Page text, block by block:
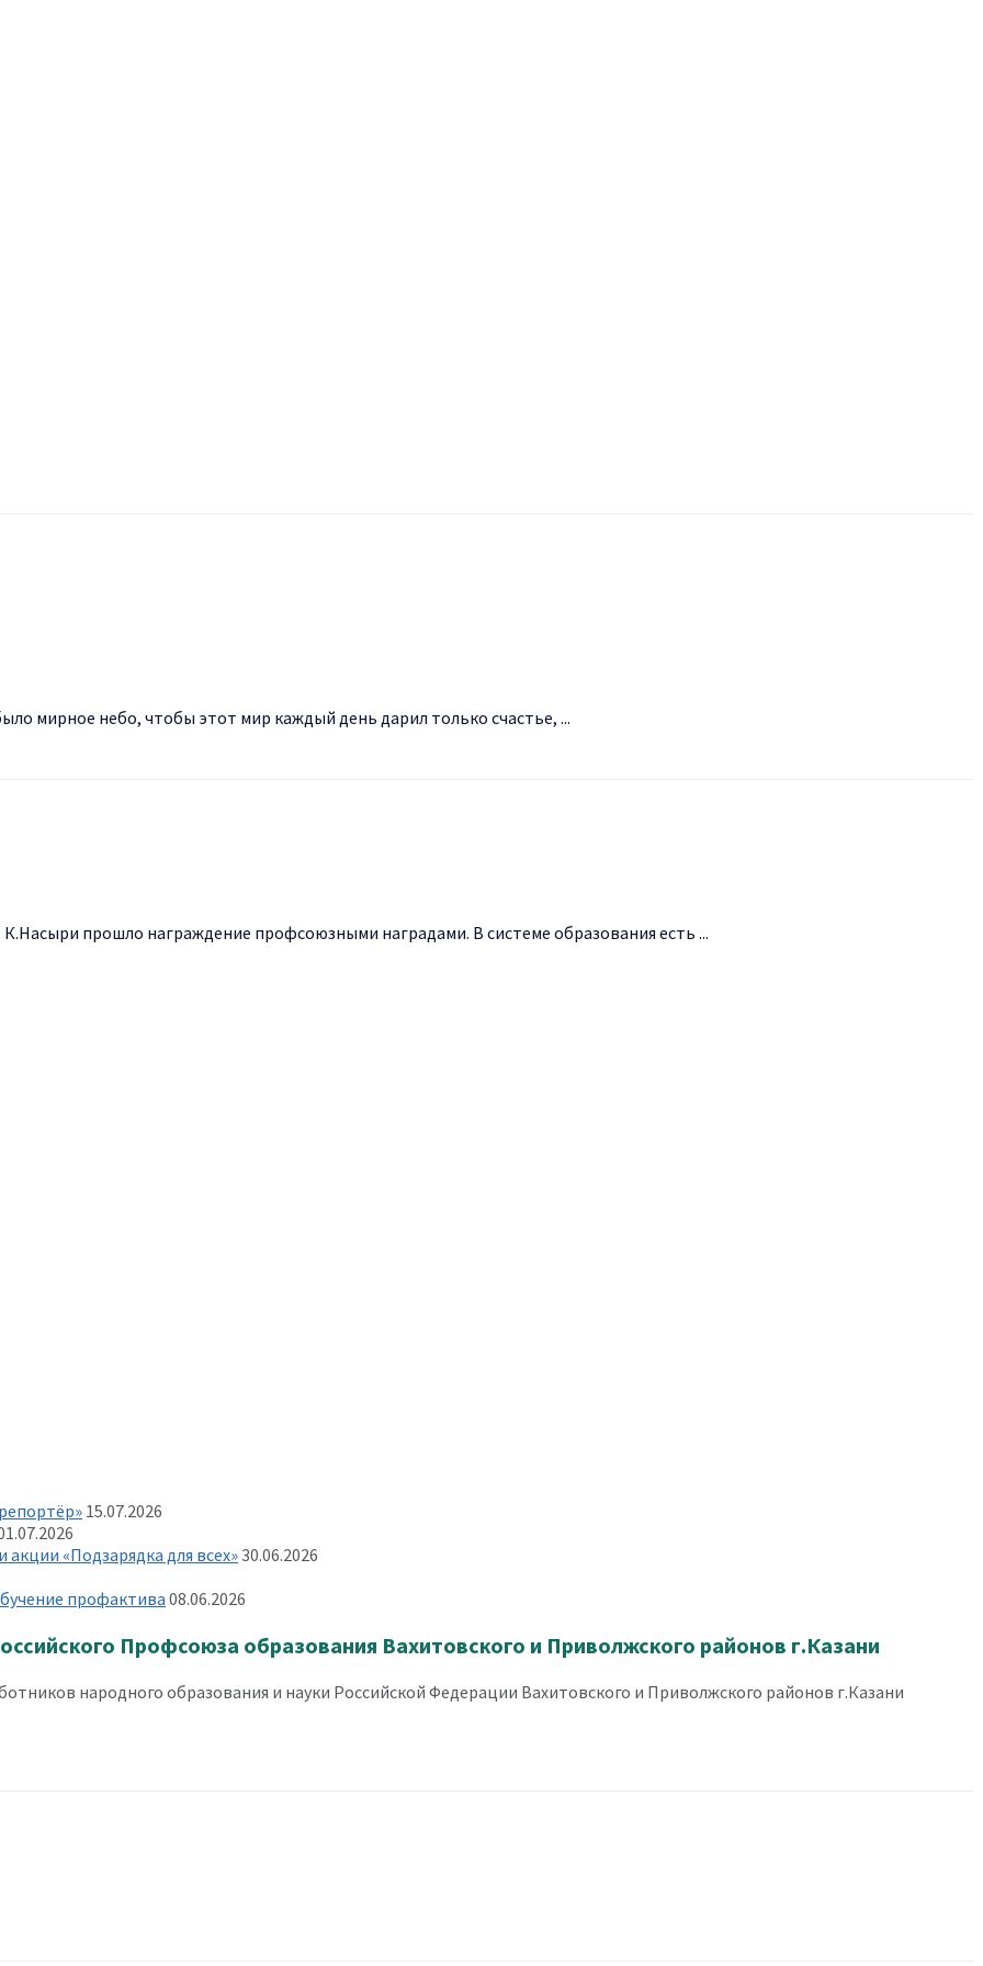
мирное небо, чтобы этот мир каждый день дарил только счастье, ...
прошло награждение профсоюзными наградами. В системе образования есть ...
15.07.2026
«Подзарядка для всех»30.06.2026
профактива 08.06.2026
Профсоюза образования Вахитовского и Приволжского районов г.Казани
народного образования и науки Российской Федерации Вахитовского и Приволжского районов г.Казани